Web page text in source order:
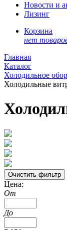
Новости и
Лизинг
Корзина
нет
Главная
Каталог
Холодильное
Холодильные
Цена:
От
До